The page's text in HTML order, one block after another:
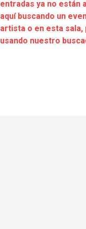
entradas ya no están
aquí buscando un
artista o en esta
usando nuestro